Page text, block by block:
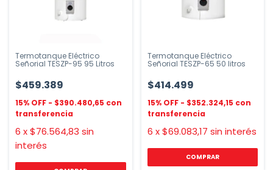
Termotanque Eléctrico
Señorial TESZP-95 95 Litros
$459.389
$390.480,65
6 x$76.564,83 sin
interés
Termotanque Eléctrico
Señorial TESZP-65 50 litros
$414.499
$352.324,15
6 x$69.083,17 sin interés